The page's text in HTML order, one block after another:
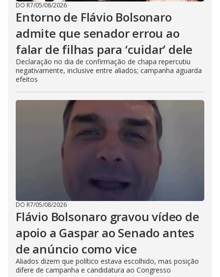
DO R7/05/08/2026
Entorno de Flávio Bolsonaro
admite que senador errou ao
falar de filhas para ‘cuidar’ dele
Declaração no dia de confirmação de chapa repercutiu
negativamente, inclusive entre aliados; campanha aguarda
efeitos
DO R7/05/08/2026
Flávio Bolsonaro gravou vídeo de
apoio a Gaspar ao Senado antes
de anúncio como vice
Aliados dizem que político estava escolhido, mas posição
difere de campanha e candidatura ao Congresso